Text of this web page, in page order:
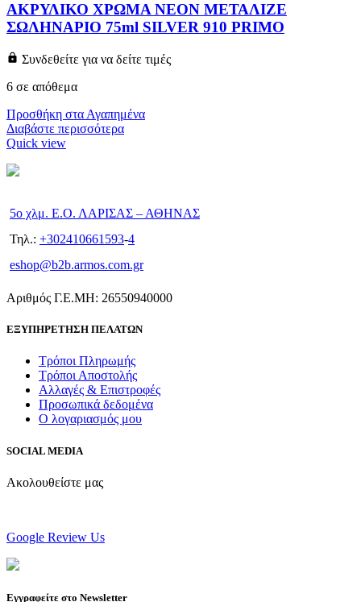
ΑΚΡΥΛΙΚΟ ΧΡΩΜΑ ΝΕΟΝ ΜΕΤΑΛΙΖΕ
ΣΩΛΗΝΑΡΙΟ 75ml SILVER 910 PRIMO
Συνδεθείτε για να δείτε τιμές
6 σε απόθεμα
Προσθήκη στα Αγαπημένα
Διαβάστε περισσότερα
Quick view
5ο χλμ. Ε.Ο. ΛΑΡΙΣΑΣ – ΑΘΗΝΑΣ
Τηλ.: +302410661593-4
eshop@b2b.armos.com.gr
Αριθμός Γ.Ε.ΜΗ: 26550940000
ΕΞΥΠΗΡΕΤΗΣΗ ΠΕΛΑΤΩΝ
Τρόποι Πληρωμής
Τρόποι Αποστολής
Αλλαγές & Επιστροφές
Προσωπικά δεδομένα
Ο λογαριασμός μου
SOCIAL MEDIA
Ακολουθείστε μας
Google Review Us
Εγγραφείτε στο Newsletter